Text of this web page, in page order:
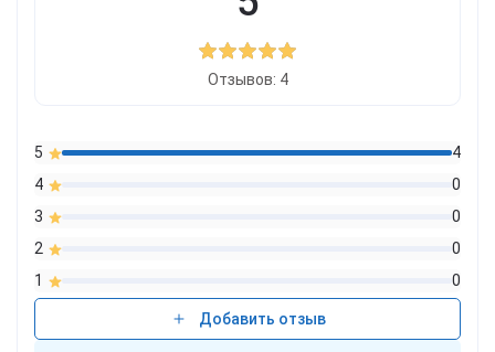
Отзывов: 4
5
4
4
0
3
0
2
0
1
0
Добавить отзыв